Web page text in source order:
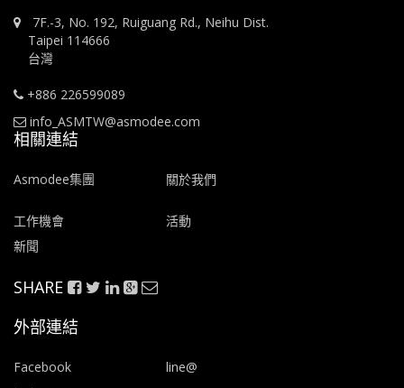
7F.-3, No. 192, Ruiguang Rd., Neihu Dist.
Taipei 114666
台灣
+886 226599089
info_ASMTW@asmodee.com
相關連結
Asmodee集團 關於我們
工作機會
活動
新聞
SHARE
外部連結
Facebook
line@